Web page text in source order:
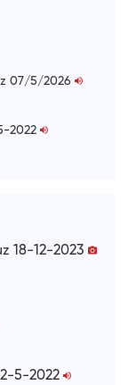
07/5/2026
2022
18-12-2023
5-2022